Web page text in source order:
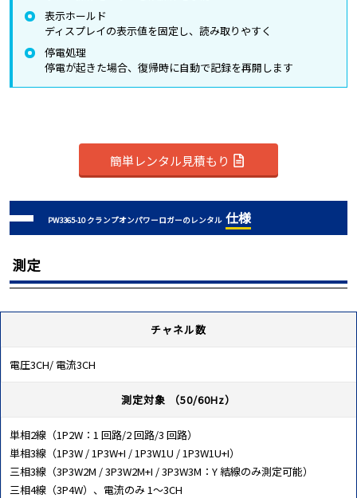
表示ホールド
ディスプレイの表示値を固定し、読み取りやすく
停電処理
停電が起きた場合、復帰時に自動で記録を再開します
簡単レンタル見積もり
PW3365-10 クランプオンパワーロガーのレンタル 仕様
測定
チャネル数
電圧3CH/ 電流3CH
測定対象 （50/60Hz）
単相2線（1P2W：1 回路/2 回路/3 回路）
単相3線（1P3W / 1P3W+I / 1P3W1U / 1P3W1U+I）
三相3線（3P3W2M / 3P3W2M+I / 3P3W3M：Y 結線のみ測定可能）
三相4線（3P4W）、電流のみ 1～3CH